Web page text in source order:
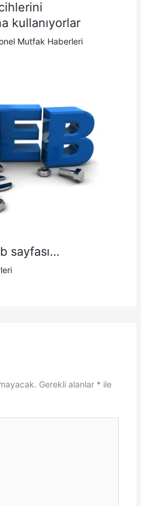
kullanıyorlar
Mutfak Haberleri
sayfası…
Gerekli alanlar * ile